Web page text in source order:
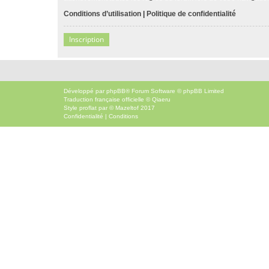
Conditions d’utilisation | Politique de confidentialité
Inscription
Développé par phpBB® Forum Software © phpBB Limited
Traduction française officielle ©Qiaeru
Style proflat par © Mazeltof 2017
Confidentialité | Conditions